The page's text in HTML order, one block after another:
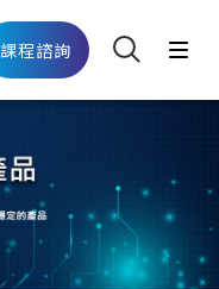
課程諮詢